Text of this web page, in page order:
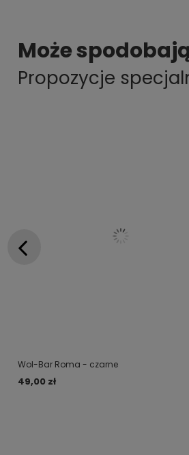
Może
Propozycje
Wol-Bar Roma - czarne
49,00 zł